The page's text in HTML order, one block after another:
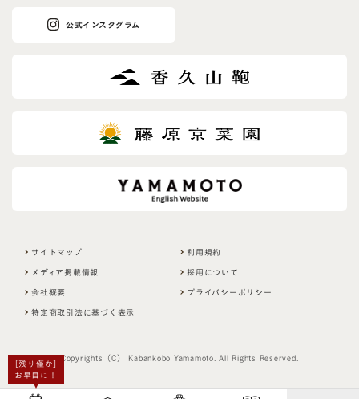
［残り僅か］
お早目に！
公式インスタグラム
サイトマップ 利用規約
メディア掲載情報 採用について
会社概要 プライバシーポリシー
特定商取引法に基づく表示
Copyrights（C） Kabankobo Yamamoto. All Rights Reserved.